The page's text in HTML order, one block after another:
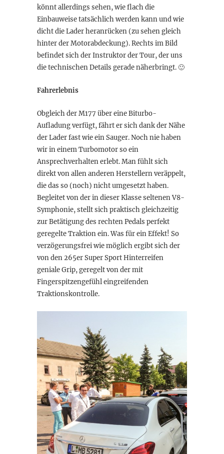
könnt allerdings sehen, wie flach die
Einbauweise tatsächlich werden kann und wie
dicht die Lader heranrücken (zu sehen gleich
hinter der Motorabdeckung). Rechts im Bild
befindet sich der Instruktor der Tour, der uns
die technischen Details gerade näherbringt. 🙂
Fahrerlebnis
Obgleich der M177 über eine Biturbo-
Aufladung verfügt, fährt er sich dank der Nähe
der Lader fast wie ein Sauger. Noch nie haben
wir in einem Turbomotor so ein
Ansprechverhalten erlebt. Man fühlt sich
direkt von allen anderen Herstellern veräppelt,
die das so (noch) nicht umgesetzt haben.
Begleitet von der in dieser Klasse seltenen V8-
Symphonie, stellt sich praktisch gleichzeitig
zur Betätigung des rechten Pedals perfekt
geregelte Traktion ein. Was für ein Effekt! So
verzögerungsfrei wie möglich ergibt sich der
von den 265er Super Sport Hinterreifen
geniale Grip, geregelt von der mit
Fingerspitzengefühl eingreifenden
Traktionskontrolle.